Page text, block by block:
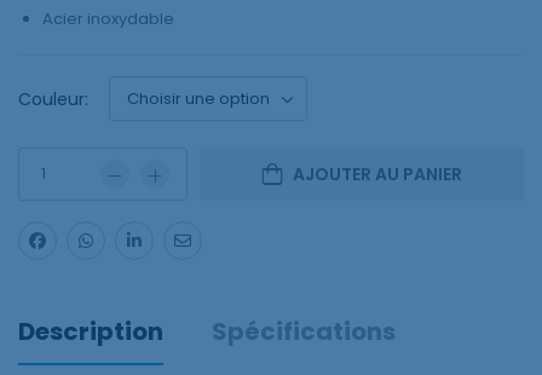
Acier inoxydable
Couleur:
AJOUTER AU PANIER
Description
Spécifications